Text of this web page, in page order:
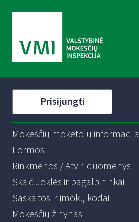
Prisijungti
Mokesčių mokėtojų informacija
Formos
Rinkmenos / Atviri duomenys
Skaičiuoklės ir pagalbininkai
Sąskaitos ir įmokų kodai
Mokesčių žinynas